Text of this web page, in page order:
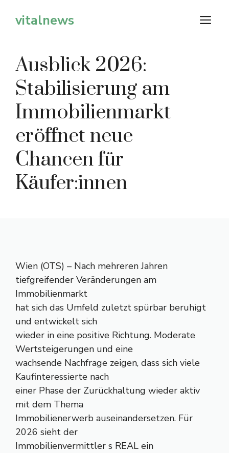
Inhaltvitalnews
Ausblick 2026:
Stabilisierung am
Immobilienmarkt
eröffnet neue
Chancen für
Käufer:innen
Wien (OTS) – Nach mehreren Jahren
tiefgreifender Veränderungen am
Immobilienmarkt
hat sich das Umfeld zuletzt spürbar beruhigt
und entwickelt sich
wieder in eine positive Richtung. Moderate
Wertsteigerungen und eine
wachsende Nachfrage zeigen, dass sich viele
Kaufinteressierte nach
einer Phase der Zurückhaltung wieder aktiv
mit dem Thema
Immobilienerwerb auseinandersetzen. Für
2026 sieht der
Immobilienvermittler s REAL ein